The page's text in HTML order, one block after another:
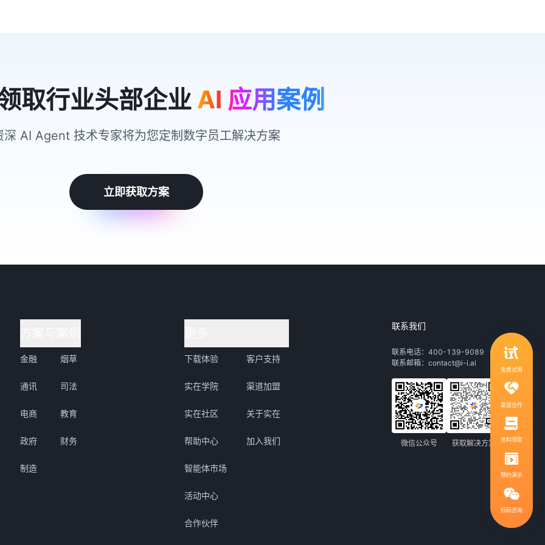
取行业头部企业 AI 应用案例
深 AI Agent 技术专家将为您定制数字员工解决方案
立即获取方案
金融
通讯
电商
政府
制造
烟草
司法
教育
财务
下载体验
实在学院
实在社区
帮助中心
智能体市场
活动中心
合作伙伴
客户支持
渠道加盟
关于实在
加入我们
联系我们
联系电话：400-139-9089
联系邮箱：contact@i-i.ai
微信公众号 获取解决方案
免费试用
渠道合作
资料领取
预约演示
扫码咨询
领取行业自动化解决方案